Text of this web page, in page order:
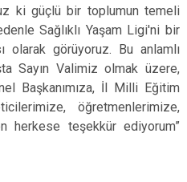
ki güçlü bir toplumun temeli
Sağlıklı Yaşam Ligi'ni bir
olarak görüyoruz. Bu anlamlı
Sayın Valimiz olmak üzere,
Başkanımıza, İl Milli Eğitim
öğretmenlerimize,
herkese teşekkür ediyorum”